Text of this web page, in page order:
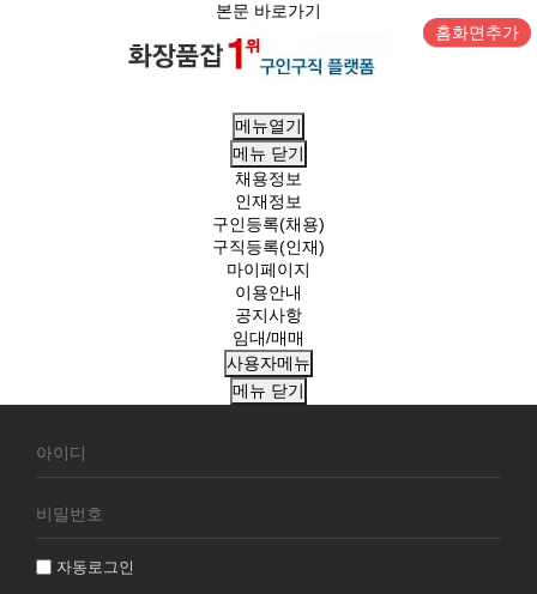
본문 바로가기
홈화면추가
메뉴열기
메뉴 닫기
채용정보
인재정보
구인등록(채용)
구직등록(인재)
마이페이지
이용안내
공지사항
임대/매매
사용자메뉴
메뉴 닫기
원
그
자동로그인